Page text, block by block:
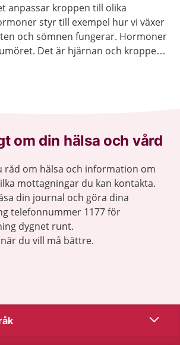
anpassar kroppen till olika
styr till exempel hur vi växer
och sömnen fungerar. Hormoner
Det är hjärnan och kroppen
om din hälsa och vård
råd om hälsa och information om
mottagningar du kan kontakta.
din journal och göra dina
telefonnummer 1177 för
dygnet runt.
du vill må bättre.
Visa